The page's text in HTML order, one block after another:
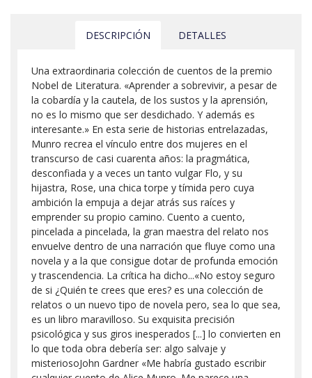
DESCRIPCIÓN DETALLES
Una extraordinaria colección de cuentos de la premio
Nobel de Literatura. «Aprender a sobrevivir, a pesar de
la cobardía y la cautela, de los sustos y la aprensión,
no es lo mismo que ser desdichado. Y además es
interesante.» En esta serie de historias entrelazadas,
Munro recrea el vínculo entre dos mujeres en el
transcurso de casi cuarenta años: la pragmática,
desconfiada y a veces un tanto vulgar Flo, y su
hijastra, Rose, una chica torpe y tímida pero cuya
ambición la empuja a dejar atrás sus raíces y
emprender su propio camino. Cuento a cuento,
pincelada a pincelada, la gran maestra del relato nos
envuelve dentro de una narración que fluye como una
novela y a la que consigue dotar de profunda emoción
y trascendencia. La crítica ha dicho...«No estoy seguro
de si ¿Quién te crees que eres? es una colección de
relatos o un nuevo tipo de novela pero, sea lo que sea,
es un libro maravilloso. Su exquisita precisión
psicológica y sus giros inesperados [...] lo convierten en
lo que toda obra debería ser: algo salvaje y
misteriosoJohn Gardner «Me habría gustado escribir